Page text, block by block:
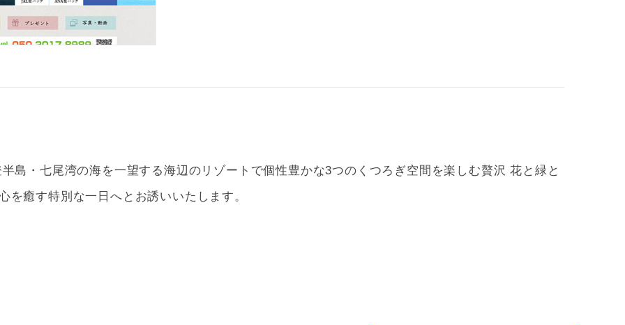
島・七尾湾の海を一望する海辺のリゾートで個性豊かな3つのくつろぎ空間を楽しむ贅沢 花と緑と
を癒す特別な一日へとお誘いいたします。